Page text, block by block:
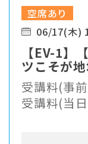
空席あり
06/17(木)
【EV-1】
ツこそが
なスポー
受講料(事
受講料(当